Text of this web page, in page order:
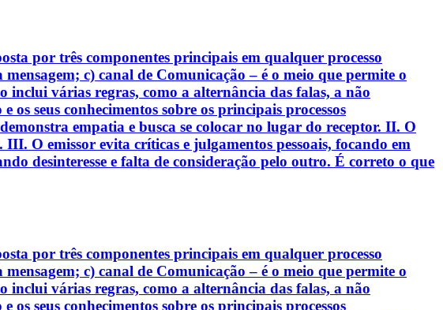
por três componentes principais em qualquer processo
c) canal de Comunicação – é o meio que permite o
inclui várias regras, como a alternância das falas, a não
seus conhecimentos sobre os principais processos
empatia e busca se colocar no lugar do receptor. II. O
O emissor evita críticas e julgamentos pessoais, focando em
desinteresse e falta de consideração pelo outro. É correto o que
por três componentes principais em qualquer processo
c) canal de Comunicação – é o meio que permite o
inclui várias regras, como a alternância das falas, a não
seus conhecimentos sobre os principais processos